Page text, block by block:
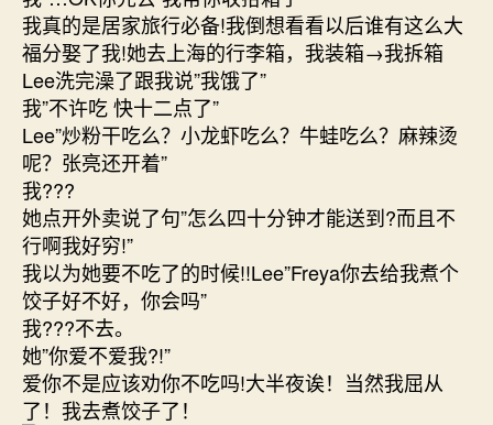
我真的是居家旅行必备!我倒想看看以后谁有这么大
福分娶了我!她去上海的行李箱，我装箱→我拆箱
Lee洗完澡了跟我说”我饿了”
我”不许吃 快十二点了”
Lee”炒粉干吃么？小龙虾吃么？牛蛙吃么？麻辣烫
呢？张亮还开着”
我???
她点开外卖说了句”怎么四十分钟才能送到?而且不
行啊我好穷!”
我以为她要不吃了的时候!!Lee”Freya你去给我煮个
饺子好不好，你会吗”
我???不去。
她”你爱不爱我?!”
爱你不是应该劝你不吃吗!大半夜诶！当然我屈从
了！我去煮饺子了！